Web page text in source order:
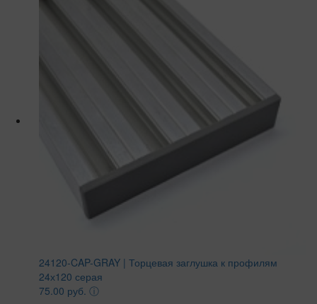
24120-CAP-GRAY | Торцевая заглушка к профилям
24х120 серая
75.00 руб. ⓘ